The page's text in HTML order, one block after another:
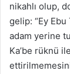
nikahlı olup,
gelip: “Ey
adam yerine
Ka’be rüknü